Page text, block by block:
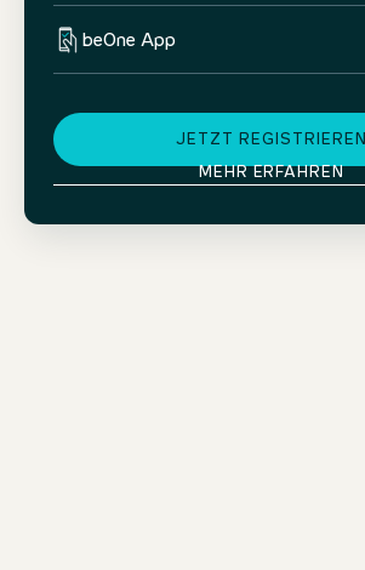
beOne App
JETZT REGISTRIEREN
MEHR ERFAHREN